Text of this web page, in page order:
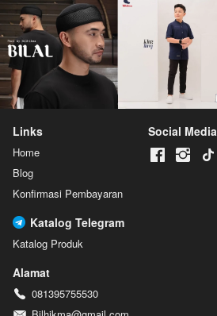
Links
Home
Blog
Konfirmasi Pembayaran
Social Media
Katalog Telegram
Katalog Produk
Alamat
081395755530